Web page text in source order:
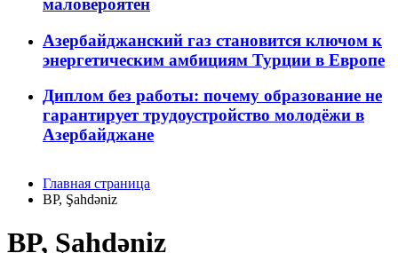
маловероятен
Азербайджанский газ становится ключом к
энергетическим амбициям Турции в Европе
Диплом без работы: почему образование не
гарантирует трудоустройство молодёжи в
Азербайджане
Главная страница
BP, Şahdəniz
BP, Şahdəniz